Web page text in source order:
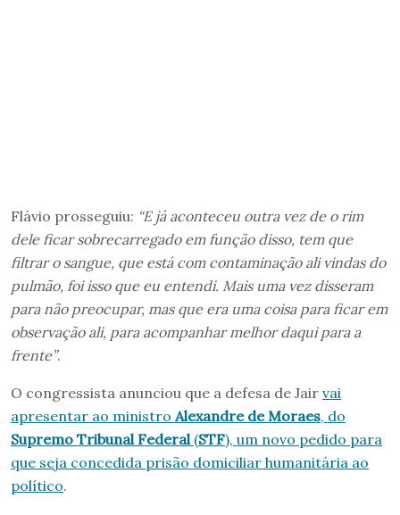
Flávio prosseguiu: “E já aconteceu outra vez de o rim
dele ficar sobrecarregado em função disso, tem que
filtrar o sangue, que está com contaminação ali vindas do
pulmão, foi isso que eu entendi. Mais uma vez disseram
para não preocupar, mas que era uma coisa para ficar em
observação ali, para acompanhar melhor daqui para a
frente”.
O congressista anunciou que a defesa de Jair vai
apresentar ao ministro Alexandre de Moraes, do
Supremo Tribunal Federal (STF), um novo pedido para
que seja concedida prisão domiciliar humanitária ao
político.